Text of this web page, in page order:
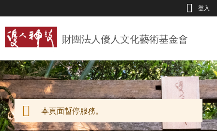
財團法人優人文化藝術基金會
登入
警告訊息
本頁面暫停服務。